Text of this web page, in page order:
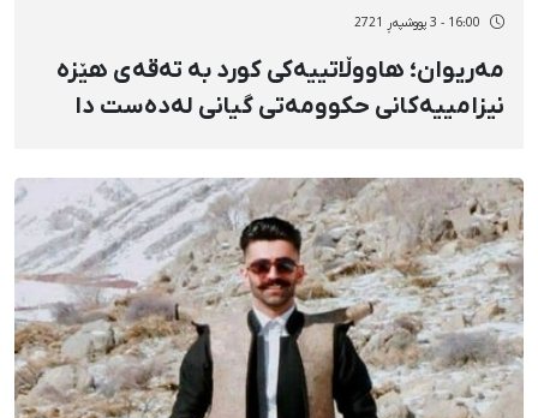
16:00 - 3 پووشپەڕ 2721
مەریوان؛ هاووڵاتییەکی کورد بە تەقەی هێزە
نیزامییەکانی حکوومەتی گیانی لەدەست دا